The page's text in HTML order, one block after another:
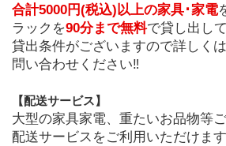
合計5000円(税込)以上の家具･家電
ラックを90分まで無料で貸し出し
貸出条件がございますので詳しく
問い合わせください‼
﻿【配送サービス】
大型の家具家電、重たいお品物等
配送サービスをご利用いただけます